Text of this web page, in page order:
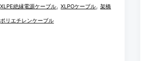
ュ
ー
ブ
XLPE絶縁電源ケーブル,XLPOケーブル,架橋
ポリエチレンケーブル